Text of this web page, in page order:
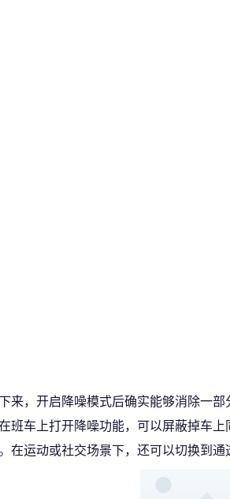
来，开启降噪模式后确实能够消除一
班车上打开降噪功能，可以屏蔽掉车
在运动或社交场景下，还可以切换到